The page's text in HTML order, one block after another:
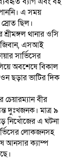
এ সময়
স্রোত ছিল।
থানার ওসি
এসআই
সার্ভিসের
অবশেষে বিকাল
ছড়ার ভাটির দিক
বীর
দুঃখজনক। মাত্র ৯
নিখোঁজের এ ঘটনা
লোকজনসহ
আনসার ক্যাম্প